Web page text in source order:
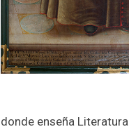
donde enseña